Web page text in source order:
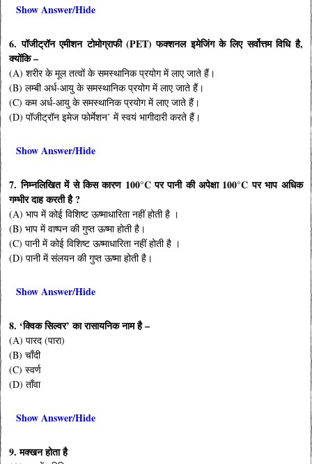
Show Answer/Hide
6. पॉजीट्रॉन एमीशन टोमोग्राफी (PET) फक्शनल इमेजिंग के लिए सर्वोत्तम विधि है,
क्योंकि –
(A) शरीर के मूल तत्वों के समस्थानिक प्रयोग में लाए जाते हैं।
(B) लम्बी अर्ध-आयु के समस्थानिक प्रयोग में लाए जाते हैं।
(C) कम अर्ध-आयु के समस्थानिक प्रयोग में लाए जाते हैं।
(D) पॉजीट्रॉन इमेज फोर्मेशन’ में स्वयं भागीदारी करते हैं।
Show Answer/Hide
7. निम्नलिखित में से किस कारण 100°C पर पानी की अपेक्षा 100°C पर भाप अधिक
गम्भीर दाह करती है ?
(A) भाप में कोई विशिष्ट ऊष्माधारिता नहीं होती है ।
(B) भाप में वाष्पन की गुप्त ऊष्मा होती है।
(C) पानी में कोई विशिष्ट ऊष्माधारिता नहीं होती है ।
(D) पानी में संलयन की गुप्त ऊष्मा होती है।
Show Answer/Hide
8. ‘क्विक सिल्वर’ का रासायनिक नाम है –
(A) पारद (पारा)
(B) चाँदी
(C) स्वर्ण
(D) ताँवा
Show Answer/Hide
9. मक्खन होता है